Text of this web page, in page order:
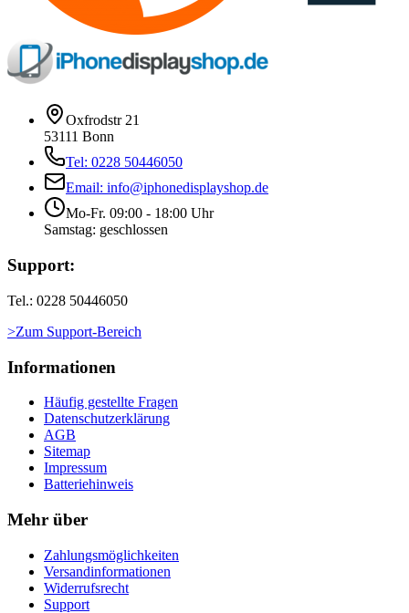
Oxfrodstr 21
53111 Bonn
Tel: 0228 50446050
Email: info@iphonedisplayshop.de
Mo-Fr. 09:00 - 18:00 Uhr
Samstag: geschlossen
Support:
Tel.: 0228 50446050
>Zum Support-Bereich
Informationen
Häufig gestellte Fragen
Datenschutzerklärung
AGB
Sitemap
Impressum
Batteriehinweis
Mehr über
Zahlungsmöglichkeiten
Versandinformationen
Widerrufsrecht
Support